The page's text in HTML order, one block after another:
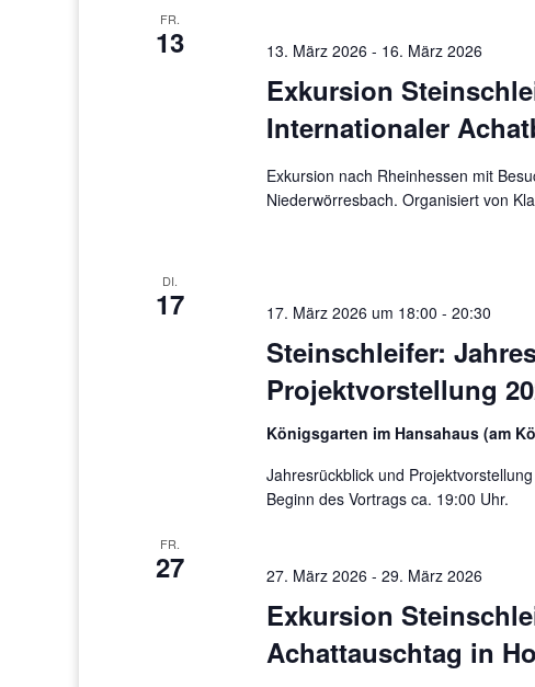
FR.
13
Exkursion
Internationaler
13. März 2026 - 16. März 2026
Exkursion nach Rheinhessen mit
Niederwörresbach. Organisiert von
DI.
17
Steinschleifer:
Projektvorstellung
17. März 2026 um 18:00 -20:30
Königsgarten im Hansahaus (am
Jahresrückblick und
Beginn des Vortrags ca. 19:00 Uhr.
FR.
27
Exkursion
Achattauschtag in
27. März 2026 -29. März 2026